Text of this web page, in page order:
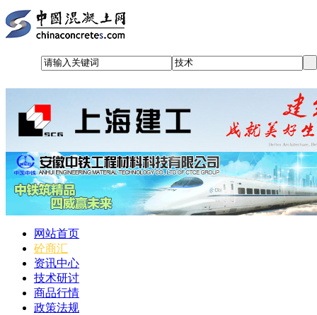
网站首页
砼商汇
资讯中心
技术研讨
商品行情
政策法规